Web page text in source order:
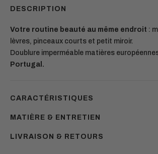
DESCRIPTION
Votre routine beauté au même endroit :
lèvres, pinceaux courts et petit miroir.
Doublure imperméable matières
Portugal.
CARACTÉRISTIQUES
MATIÈRE & ENTRETIEN
LIVRAISON & RETOURS